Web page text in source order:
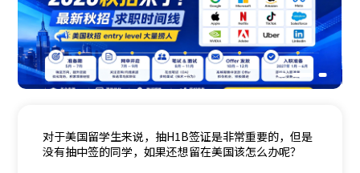
对于美国留学生来说，抽H1B签证是非常重要的，但是
没有抽中签的同学，如果还想留在美国该怎么办呢？